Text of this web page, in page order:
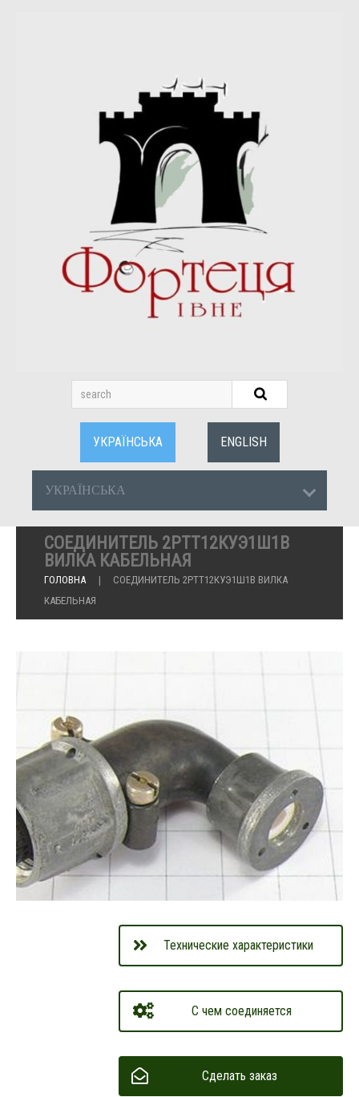
УКРАЇНСЬКА ENGLISH
УКРАЇНСЬКА
СОЕДИНИТЕЛЬ 2РТТ12КУЭ1Ш1В
ВИЛКА КАБЕЛЬНАЯ
ГОЛОВНА
СОЕДИНИТЕЛЬ 2РТТ12КУЭ1Ш1В ВИЛКА
КАБЕЛЬНАЯ
Технические характеристики
С чем соединяется
Сделать заказ